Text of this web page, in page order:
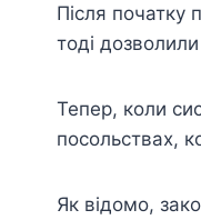
Після
тоді
Тепер, коли
посольствах,
Як відомо,